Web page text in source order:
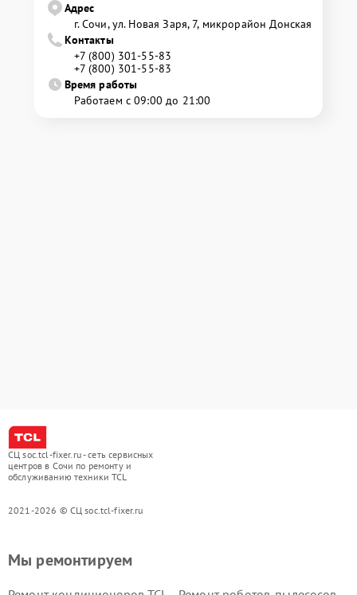
Адрес
г. Сочи, ул. Новая Заря, 7, микрорайон Донская
Контакты
+7 (800) 301-55-83
+7 (800) 301-55-83
Время работы
Работаем с 09:00 до 21:00
СЦ soc.tcl-fixer.ru - сеть сервисных
центров в Сочи по ремонту и
обслуживанию техники TCL
2021-2026 © СЦ soc.tcl-fixer.ru
Мы ремонтируем